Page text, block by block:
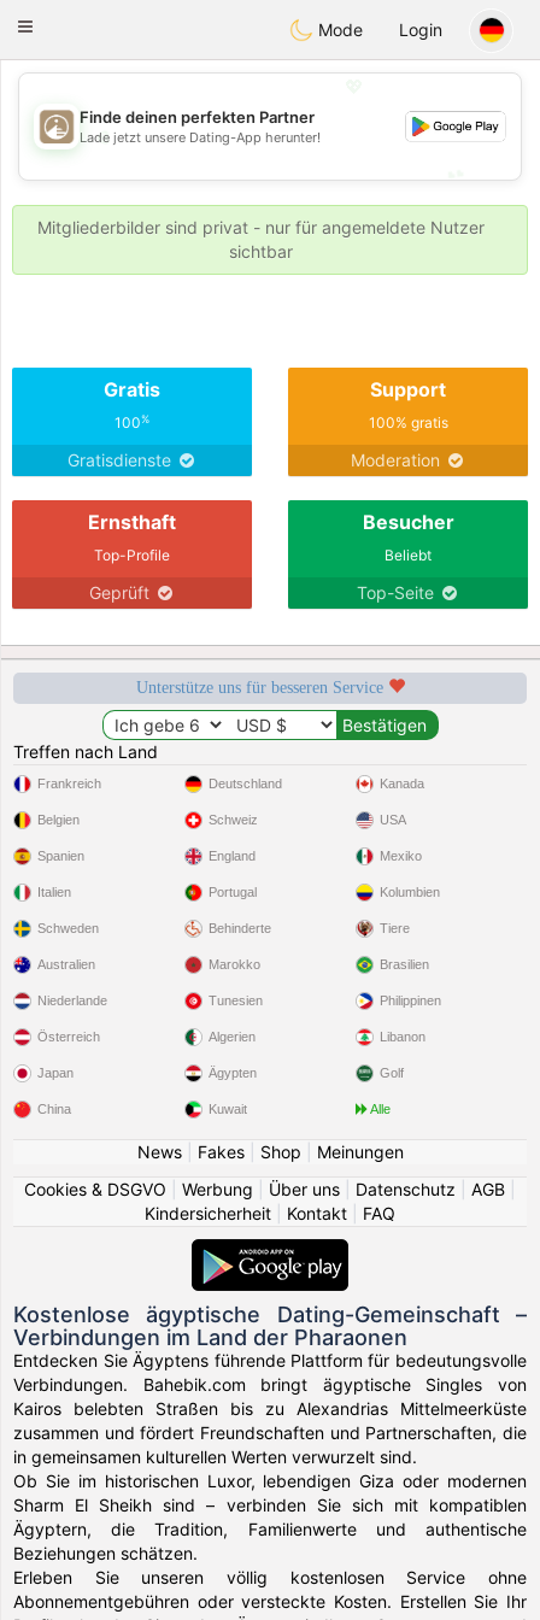
ahebik
Toggle
Mode Login
💖
💕
Finde deinen perfekten Partner
Lade jetzt unsere Dating-App herunter!
Mitgliederbilder sind privat - nur für angemeldete Nutzer
sichtbar
Gratis
100%
Gratisdienste
Support
100% gratis
Moderation
Ernsthaft
Top-Profile
Geprüft
Besucher
Beliebt
Top-Seite
Unterstütze uns für besseren Service
Treffen nach Land
Frankreich
Belgien
Spanien
Italien
Schweden
Deutschland
Schweiz
England
Portugal
Behinderte
Kanada
USA
Mexiko
Kolumbien
Tiere
Australien
Niederlande
Österreich
Japan
China
Marokko
Tunesien
Algerien
Ägypten
Kuwait
Brasilien
Philippinen
Libanon
Golf
Alle
News| Fakes| Shop
Meinungen
Cookies & DSGVO
Werbung Über uns Datenschutz AGB
Kindersicherheit
Kontakt FAQ
Kostenlose ägyptische Dating-Gemeinschaft –
Verbindungen im Land der Pharaonen
Entdecken Sie Ägyptens führende Plattform für bedeutungsvolle
Verbindungen. Bahebik.com bringt ägyptische Singles von
Kairos belebten Straßen bis zu Alexandrias Mittelmeerküste
zusammen und fördert Freundschaften und Partnerschaften, die
in gemeinsamen kulturellen Werten verwurzelt sind.
Ob Sie im historischen Luxor, lebendigen Giza oder modernen
Sharm El Sheikh sind – verbinden Sie sich mit kompatiblen
Ägyptern, die Tradition, Familienwerte und authentische
Beziehungen schätzen.
Erleben Sie unseren völlig kostenlosen Service ohne
Abonnementgebühren oder versteckte Kosten. Erstellen Sie Ihr